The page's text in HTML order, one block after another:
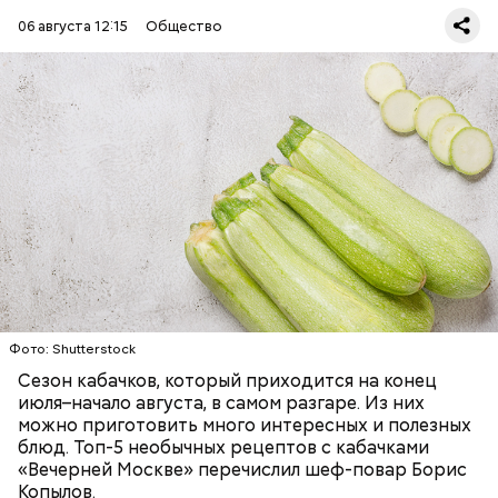
06 августа 12:15
Общество
Фото: Shutterstock
Сезон кабачков, который приходится на конец
июля–начало августа, в самом разгаре. Из них
можно приготовить много интересных и полезных
блюд. Топ-5 необычных рецептов с кабачками
«Вечерней Москве» перечислил шеф-повар Борис
Копылов.
Ингредиенты:
ЕДА ОВОЩИ РЕЦЕПТЫ
Вред дыни
Фото: Shutterstock
— Наиболее распространенные борщ, щи, котлеты,
салаты, лаваш с творогом и сыром, пироги, омлет,
запеканка. Щавеля там везде используется
немного, поэтому никакого вреда от него не будет.
Чем разнообразнее рацион питания человека, тем
лучше. Потому что это исключает вероятность
возникновения дефицитов микроэлементов, —
заверил специалист.